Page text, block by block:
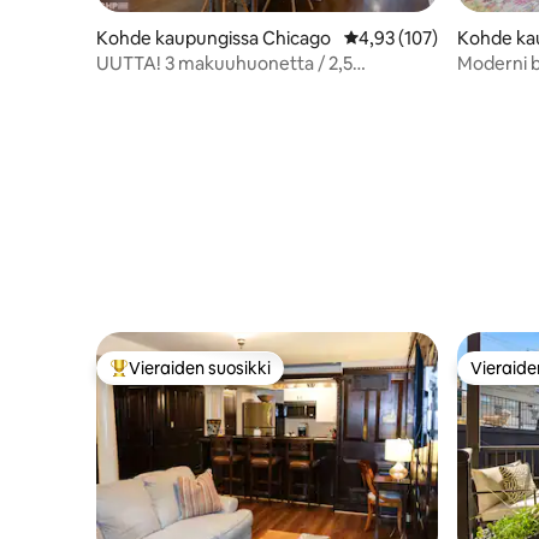
Kohde kaupungissa Chicago Keskimääräinen arvio
4,93 (107)
UUTTA! 3 makuuhuonetta / 2,5
Kohde
d
Moderni
Vieraiden suosikkien parhaimmistoa
Vieraiden suosikki